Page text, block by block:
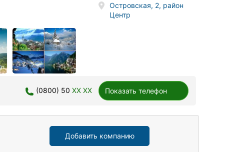
Островская, 2, район
Центр
(0800) 50 XX XX Показать телефон
Добавить компанию